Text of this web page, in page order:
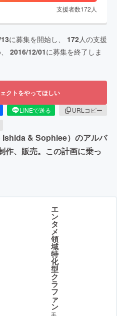
支援者数172 人
に募集を開始し、 172人の支援
2016/12/01に募集を終了しま
クトをやってほしい
LINEで送る
URLコピー
& Sophiee）のアルバ
作、販売。この計画に乗っ
エ
ン
タ
メ
領
域
特
化
型
ク
ラ
フ
ァ
ン